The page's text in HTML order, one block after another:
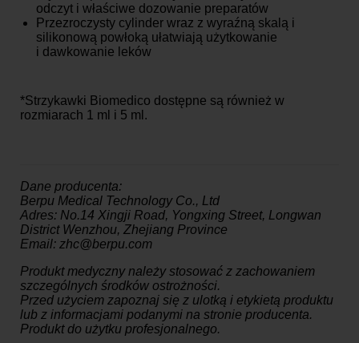
odczyt i właściwe dozowanie preparatów
Przezroczysty cylinder wraz z wyraźną skalą i
silikonową powłoką ułatwiają użytkowanie
i dawkowanie leków
*Strzykawki Biomedico dostępne są również w
rozmiarach 1 ml i 5 ml.
Dane producenta:
Berpu Medical Technology Co., Ltd
Adres: No.14 Xingji Road, Yongxing Street, Longwan
District Wenzhou, Zhejiang Province
Email: zhc@berpu.com
Produkt medyczny należy stosować z zachowaniem
szczególnych środków ostrożności.
Przed użyciem zapoznaj się z ulotką i etykietą produktu
lub z informacjami podanymi na stronie producenta.
Produkt do użytku profesjonalnego.